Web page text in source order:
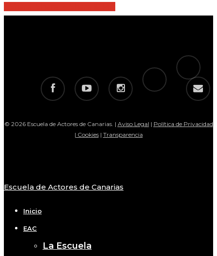
facebook youtube instagram
telegram
tiktok
email
© 2026 Escuela de Actores de Canarias. | Aviso Legal | Política de Privacidad
| Cookies| Transparencia
Close
Escuela de Actores de Canarias
Inicio
EAC
La Escuela